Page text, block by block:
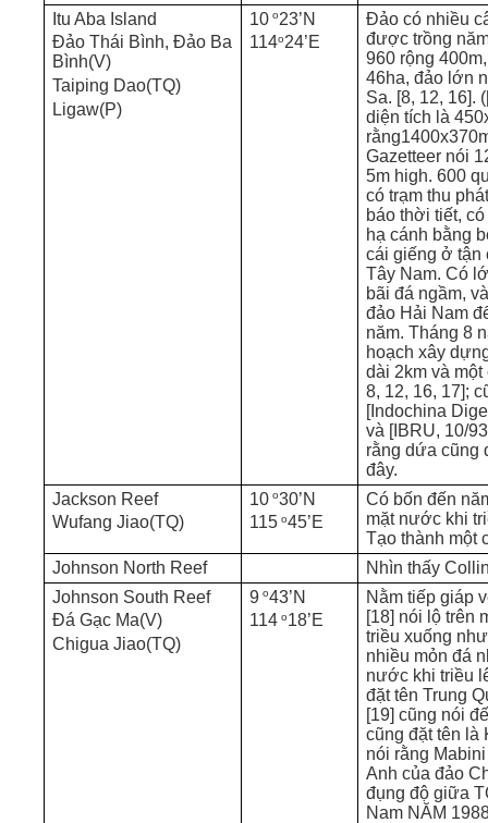
Itu Aba Island
Đảo Thái Bình, Đảo Ba
Bình(V)
Taiping Dao(TQ)
Ligaw(P)
10 o23’N
114o24’E
Đảo có nhiều
được trồng
960 rộng
46ha, đảo lớn
Sa. [8, 12, 16].
diện tích là
Gazetteer nói
5m high. 600
có trạm thu
báo thời tiết,
hạ cánh bằng
cái giếng ở tận
Tây Nam. Có
bãi đá ngầm,
đảo Hải Nam
năm. Tháng 8
hoạch xây
dài 2km và một
8, 12, 16, 17];
[Indochina
và [IBRU, 10/
rằng dứa cũng
đây.
Jackson Reef
Wufang Jiao(TQ)
10 o30’N
115 o45’E
Có bốn đến
mặt nước khi
Tạo thành một
Johnson North Reef
Nhìn thấy
Johnson South Reef
Đá Gạc Ma(V)
Chigua Jiao(TQ)
9 o43’N
114 o18’E
Nằm tiếp giáp
[18] nói lộ trên
triều xuống
nhiều mỏn đá
nước khi triều
đặt tên Trung
[19] cũng nói
cũng đặt tên là
nói rằng
Anh của đảo
đụng độ giữa
Nam NĂM